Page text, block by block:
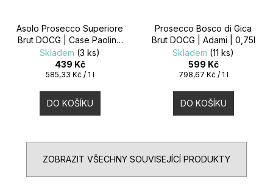
Asolo Prosecco Superiore
Brut DOCG | Case Paolin |
0,75l
Skladem (3 ks)
439 Kč
Měrná
585,33 Kč / 1 l
DO KOŠÍKU
Prosecco Bosco di Gica
Brut DOCG | Adami | 0,75l
Skladem (11 ks)
599 Kč
Měrná
798,67 Kč / 1 l
DO KOŠÍKU
ZOBRAZIT VŠECHNY SOUVISEJÍCÍ PRODUKTY